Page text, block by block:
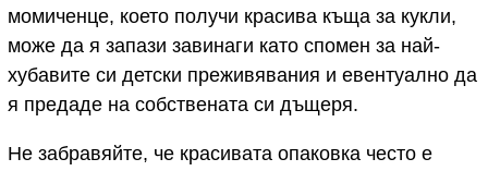
момиченце, което получи красива къща за кукли,
може да я запази завинаги като спомен за най-
хубавите си детски преживявания и евентуално да
я предаде на собствената си дъщеря.
Не забравяйте, че красивата опаковка често е